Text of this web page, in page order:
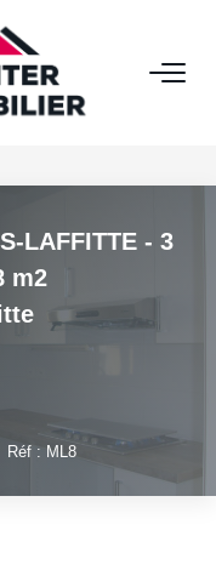
LAFFITTE - 3
m2
Réf : ML8